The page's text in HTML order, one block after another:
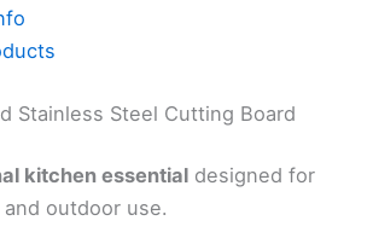
Stainless Steel Cutting Board
kitchen essential designed for
outdoor use.